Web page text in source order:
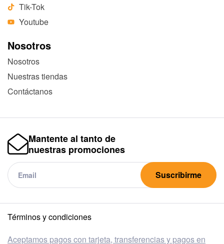
Tik-Tok
Youtube
Nosotros
Nosotros
Nuestras tiendas
Contáctanos
Mantente al tanto de
nuestras promociones
Suscribirme
Términos y condiciones
Aceptamos pagos con tarjeta, transferencias y pagos en